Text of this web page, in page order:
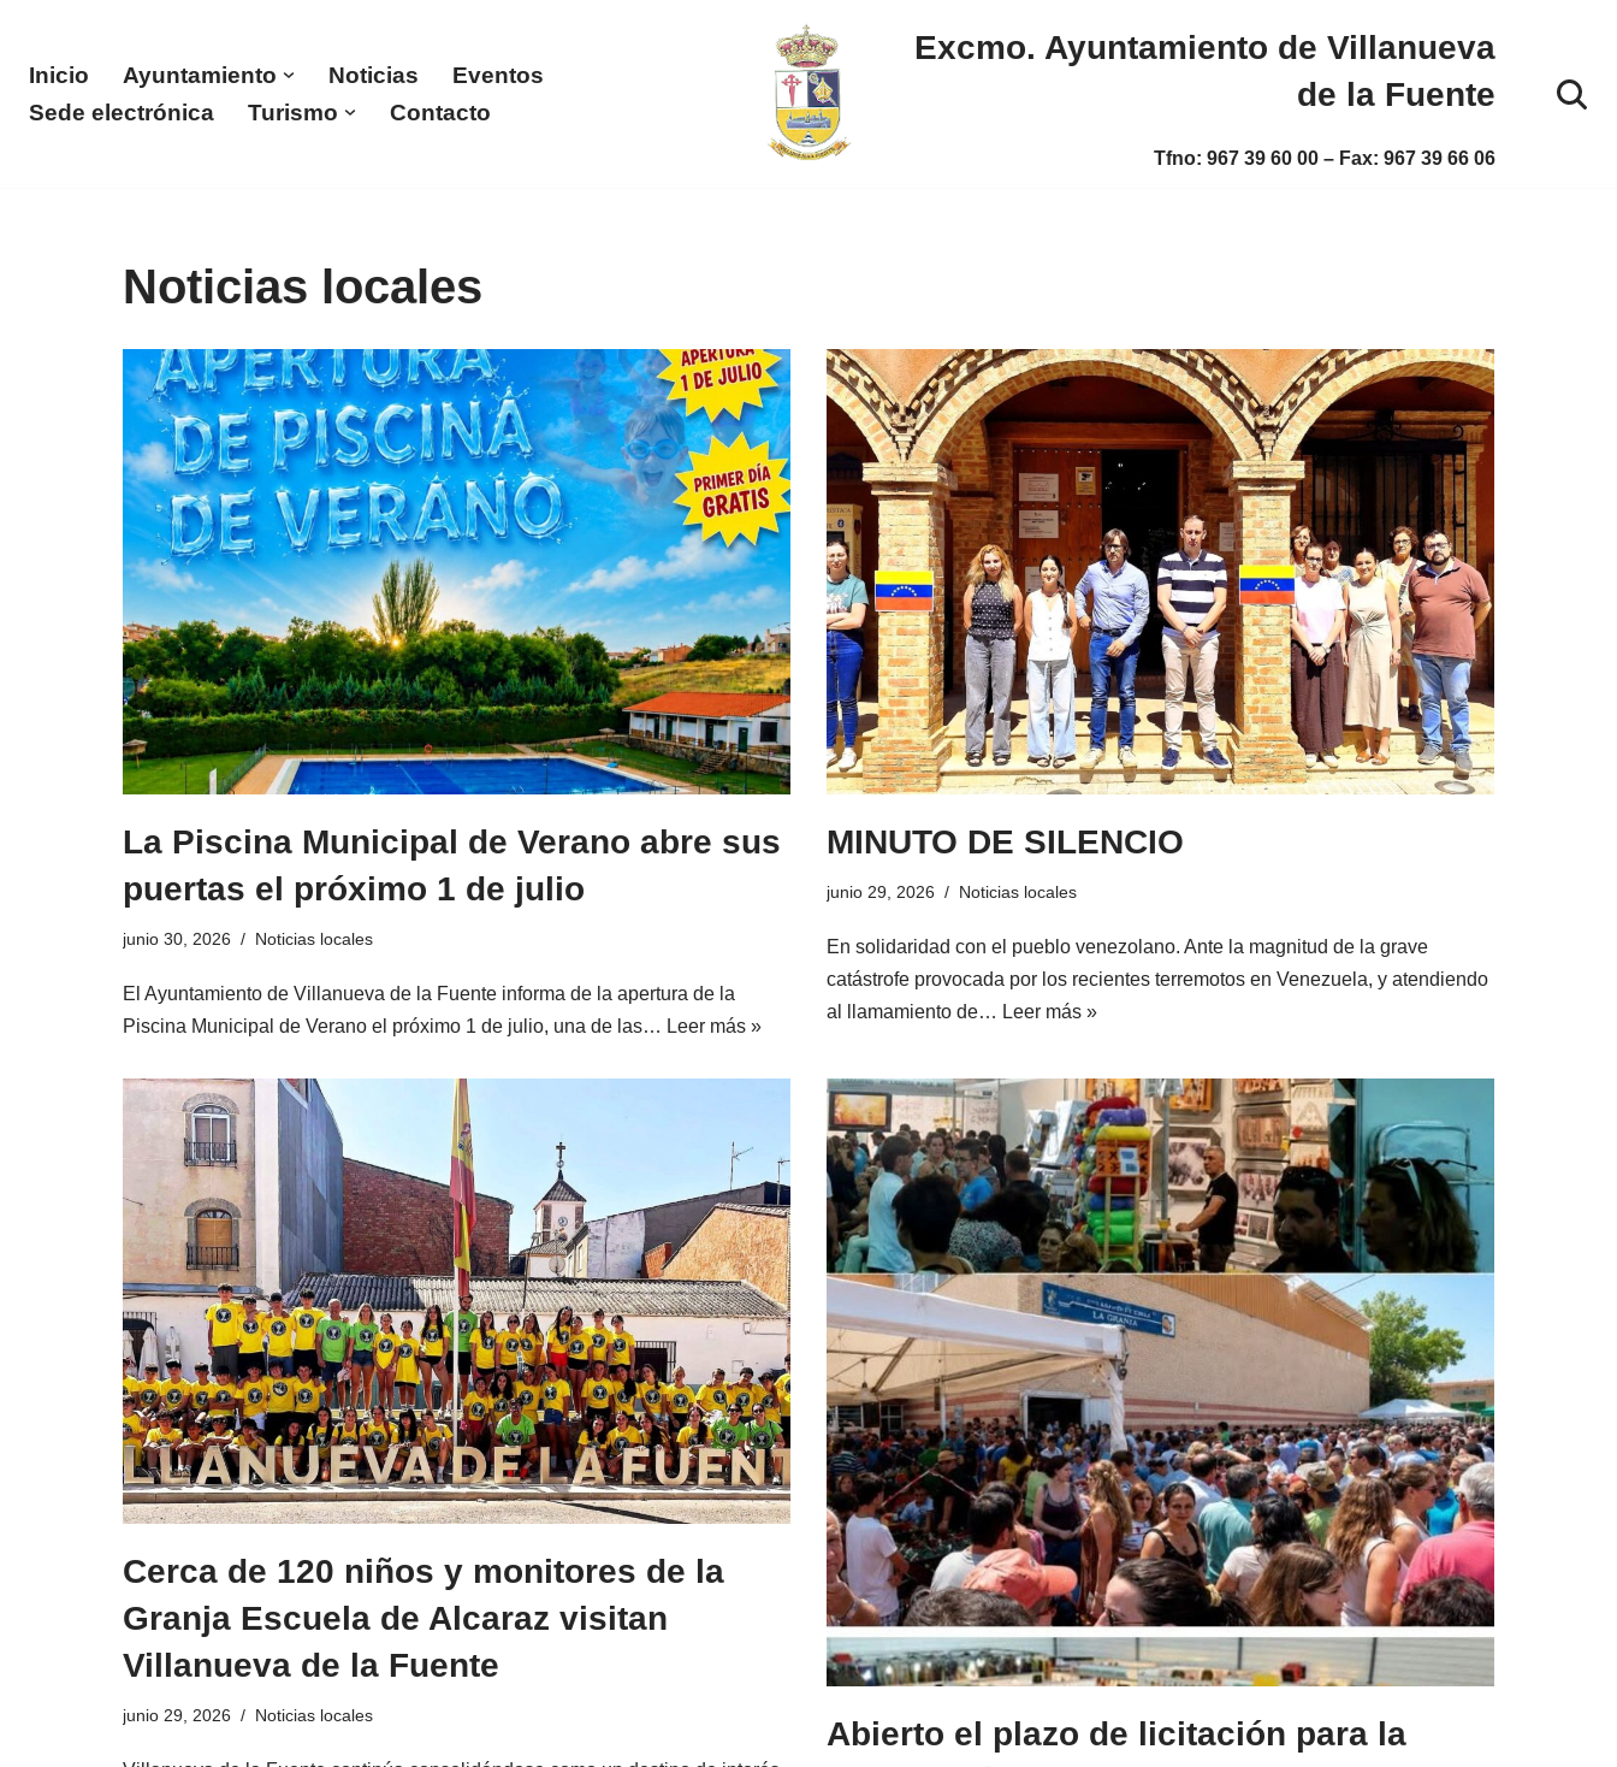
Saltar
Inicio Ayuntamiento Noticias
Eventos
Sede electrónica
Turismo Contacto
Excmo. Ayuntamiento de Villanueva
de la Fuente
Tfno: 967 39 60 00 – Fax: 967 39 66 06
Noticias locales
La Piscina Municipal de Verano abre sus
puertas el próximo 1 de julio
junio 30, 2026 Noticias locales
El Ayuntamiento de Villanueva de la Fuente informa de la apertura de la
Piscina Municipal de Verano el próximo 1 de julio, una de las… Leer más »
MINUTO DE SILENCIO
junio 29, 2026 Noticias locales
En solidaridad con el pueblo venezolano. Ante la magnitud de la grave
catástrofe provocada por los recientes terremotos en Venezuela, y atendiendo
al llamamiento de… Leer más »
Cerca de 120 niños y monitores de la
Granja Escuela de Alcaraz visitan
Villanueva de la Fuente
junio 29, 2026 Noticias locales
Abierto el plazo de licitación para la